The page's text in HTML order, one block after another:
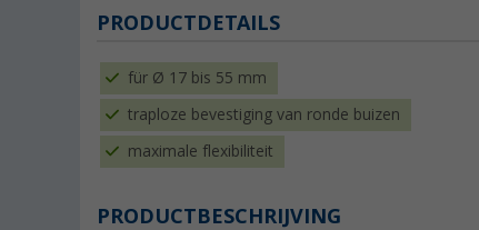
PRODUCTDETAILS
für Ø 17 bis 55 mm
traploze bevestiging van ronde buizen
maximale flexibiliteit
PRODUCTBESCHRIJVING